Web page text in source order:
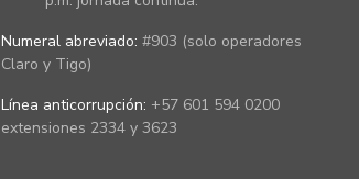
Numeral abreviado: #903 (solo operadores
Claro y Tigo)
Línea anticorrupción: +57 601 594 0200
extensiones 2334 y 3623